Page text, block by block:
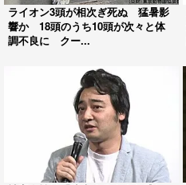
ライオン3頭が相次ぎ死ぬ 猛暑影
響か 18頭のうち10頭が次々と体
調不良に クー...